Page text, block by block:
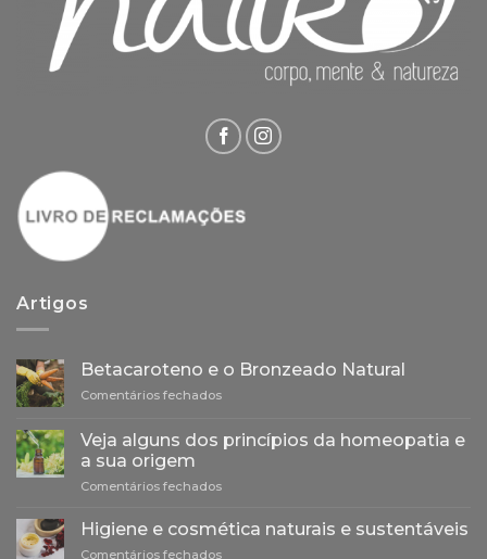
Artigos
Betacaroteno e o Bronzeado Natural
Comentários fechadosem
o
Natural
Veja alguns dos princípios da homeopatia e
a sua origem
Comentários fechadosem
alguns
Higiene e cosmética naturais e sustentáveis
Comentários fechadosem